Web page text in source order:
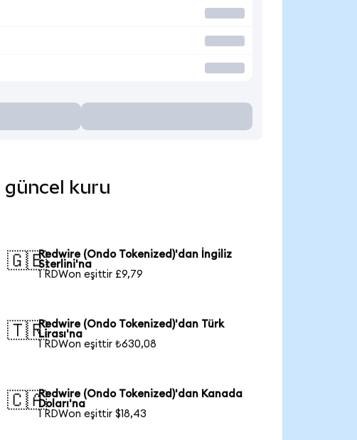
güncel kuru
🇬🇧Redwire (Ondo Tokenized)'dan İngiliz
Sterlini'na
1 RDWon eşittir £9,79
🇹🇷Redwire (Ondo Tokenized)'dan Türk
Lirası'na
1 RDWon eşittir ₺630,08
🇨🇦Redwire (Ondo Tokenized)'dan Kanada
Doları'na
1 RDWon eşittir $18,43